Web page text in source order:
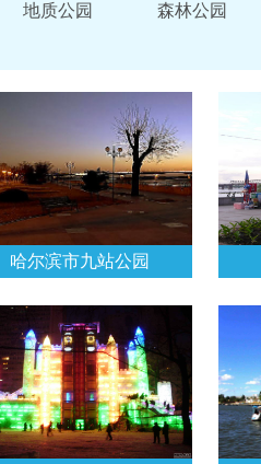
地质公园 森林公园
哈尔滨市九站公园